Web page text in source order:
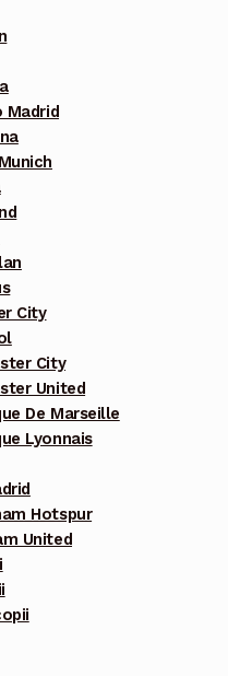
Madrid
City
City
United
De Marseille
Lyonnais
Hotspur
United